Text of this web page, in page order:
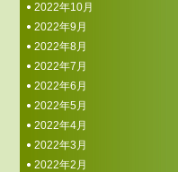
2022年10月
2022年9月
2022年8月
2022年7月
2022年6月
2022年5月
2022年4月
2022年3月
2022年2月